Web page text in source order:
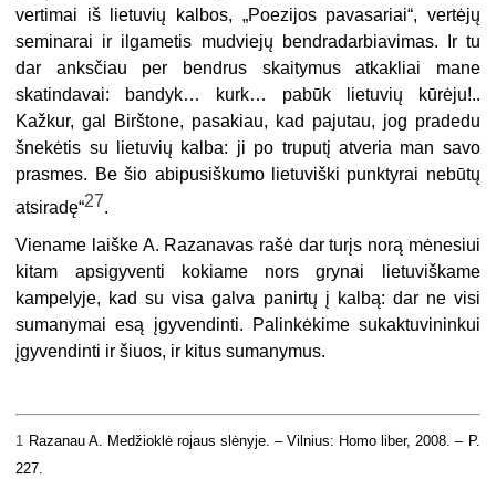
vertimai iš lietuvių kalbos, „Poezijos pavasariai“, vertėjų
seminarai ir ilgametis mudviejų bendradarbiavimas. Ir tu
dar anksčiau per bendrus skaitymus atkakliai mane
skatindavai: bandyk… kurk… pabūk lietuvių kūrėju!..
Kažkur, gal Birštone, pasakiau, kad pajutau, jog pradedu
šnekėtis su lietuvių kalba: ji po truputį atveria man savo
prasmes. Be šio abipusiškumo lietuviški punktyrai nebūtų
atsiradę“27.
Viename laiške A. Razanavas rašė dar turįs norą mėnesiui
kitam apsigyventi kokiame nors grynai lietuviškame
kampelyje, kad su visa galva panirtų į kalbą: dar ne visi
sumanymai esą įgyvendinti. Palinkėkime sukaktuvininkui
įgyvendinti ir šiuos, ir kitus sumanymus.
1 Razanau A. Medžioklė rojaus slėnyje. – Vilnius: Homo liber, 2008. – P.
227.